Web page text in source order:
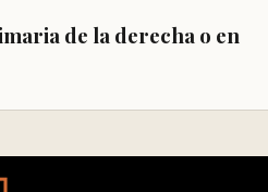
de la derecha o en